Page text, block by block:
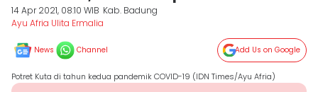
14 Apr 2021, 08:10 WIB Kab. Badung
Ayu Afria Ulita Ermalia
News Channel Add Us on Google
Potret Kuta di tahun kedua pandemik COVID-19 (IDN Times/Ayu Afria)